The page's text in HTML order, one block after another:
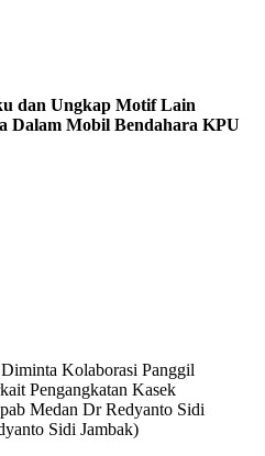
dan Ungkap Motif Lain
Dalam Mobil Bendahara KPU
Medan Dr Redyanto Sidi
Sidi Jambak)